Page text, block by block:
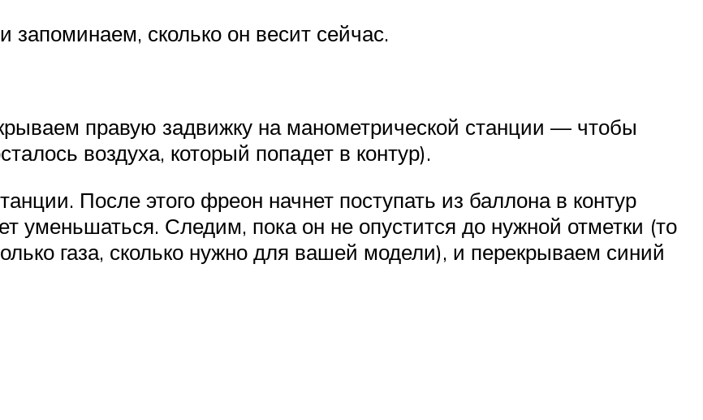
сколько он весит сейчас.
правую задвижку на манометрической станции — чтобы
воздуха, который попадет в контур).
После этого фреон начнет поступать из баллона в контур
уменьшаться. Следим, пока он не опустится до нужной отметки (то
газа, сколько нужно для вашей модели), и перекрываем синий